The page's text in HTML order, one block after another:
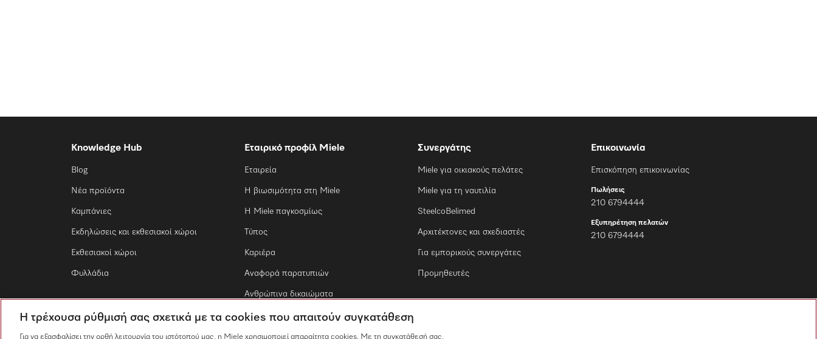
Knowledge Hub
Blog
Νέα προϊόντα
Καμπάνιες
Εκδηλώσεις και εκθεσιακοί χώροι
Εκθεσιακοί χώροι
Φυλλάδια
Εταιρικό προφίλ Miele
Εταιρεία
Η βιωσιμότητα στη Miele
Η Miele παγκοσμίως
Τύπος
Καριέρα
Αναφορά παρατυπιών
Ανθρώπινα δικαιώματα
Συνεργάτης
Miele για οικιακούς πελάτες
Miele για τη ναυτιλία
SteelcoBelimed
Αρχιτέκτονες και σχεδιαστές
Για εμπορικούς συνεργάτες
Προμηθευτές
Επικοινωνία
Επισκόπηση επικοινωνίας
Πωλήσεις
210 6794444
Εξυπηρέτηση πελατών
210 6794444
Η τρέχουσα ρύθμισή σας σχετικά με τα cookies που απαιτούν συγκατάθεση
Για να εξασφαλίσει την ορθή λειτουργία του ιστότοπού μας, η Miele χρησιμοποιεί απαραίτητα cookies. Με τη συγκατάθεσή σας,